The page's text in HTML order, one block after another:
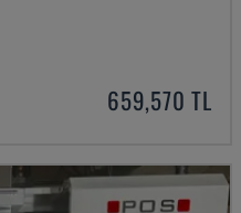
659,570 TL